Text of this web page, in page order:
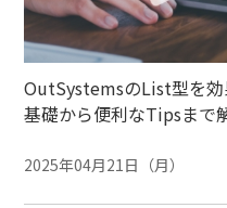
OutSystemsのList型を
基礎から便利なTipsまで
2025年04月21日（月）